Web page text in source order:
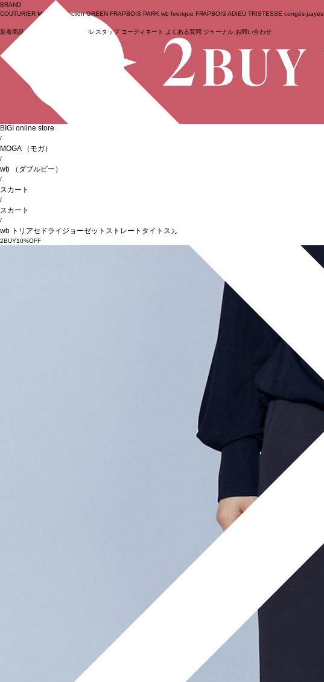
ログイン
BRAND
COUTURIER MOGA Collection GREEN FRAPBOIS PARK wb feerique FRAPBOIS ADIEU TRISTESSE congés payés
新着商品 (ライブ) セール スタッフ コーディネート よくある質問 ジャーナル お問い合わせ
BIGI online store
/
MOGA （モガ）
/
wb （ダブルビー）
/
スカート
/
スカート
/
wb トリアセドライジョーゼットストレートタイトスカート
2BUY10%OFF